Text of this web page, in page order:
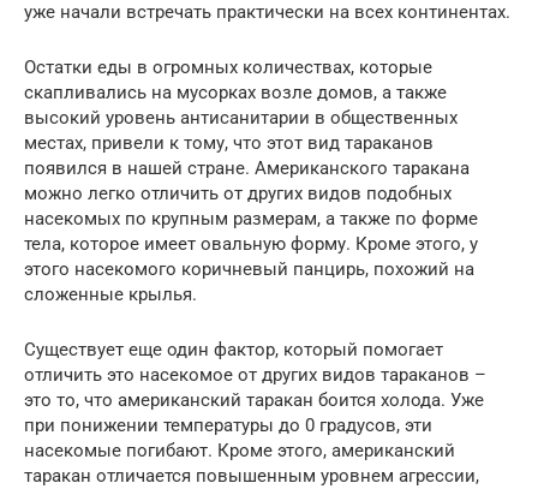
уже начали встречать практически на всех континентах.
Остатки еды в огромных количествах, которые
скапливались на мусорках возле домов, а также
высокий уровень антисанитарии в общественных
местах, привели к тому, что этот вид тараканов
появился в нашей стране. Американского таракана
можно легко отличить от других видов подобных
насекомых по крупным размерам, а также по форме
тела, которое имеет овальную форму. Кроме этого, у
этого насекомого коричневый панцирь, похожий на
сложенные крылья.
Существует еще один фактор, который помогает
отличить это насекомое от других видов тараканов –
это то, что американский таракан боится холода. Уже
при понижении температуры до 0 градусов, эти
насекомые погибают. Кроме этого, американский
таракан отличается повышенным уровнем агрессии,